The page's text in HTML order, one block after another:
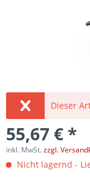
Dieser
55,67 € *
inkl. MwSt.zzgl.
Nicht lagernd -